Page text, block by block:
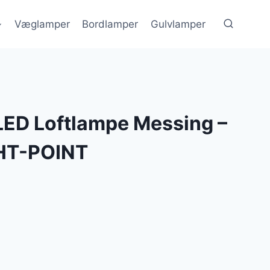
Væglamper Bordlamper Gulvlamper
Loftlampe Messing –
POINT